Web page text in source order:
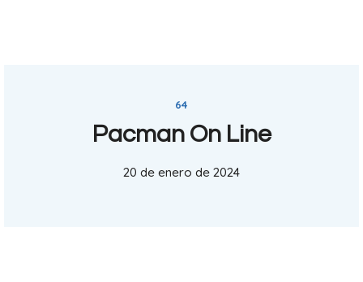
64
Pacman On Line
20 de enero de 2024